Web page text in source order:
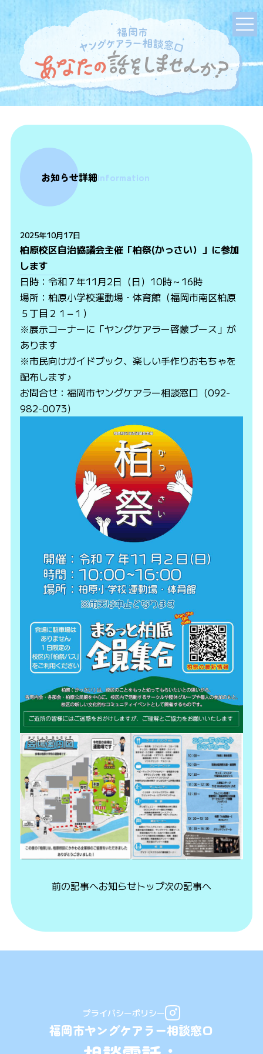
お知らせ詳細Information
2025年10月17日
柏原校区自治協議会主催「柏祭(かっさい）」に参加
します
日時：令和７年11月2日（日）10時～16時
場所：柏原小学校運動場・体育館（福岡市南区柏原
５丁目２１−１）
※展示コーナーに「ヤングケアラー啓蒙ブース」が
あります
※市民向けガイドブック、楽しい手作りおもちゃを
配布します♪
お問合せ：福岡市ヤングケアラー相談窓口（092-
982-0073）
前の記事へお知らせトップ次の記事へ
プライバシーポリシー
福岡市ヤングケアラー相談窓口